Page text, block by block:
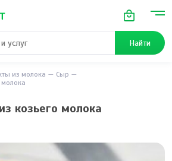
Найти
из молока
Сыр
козьего молока